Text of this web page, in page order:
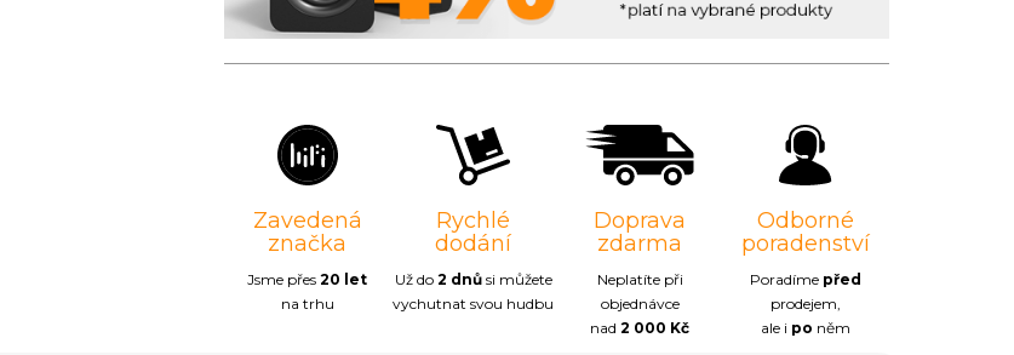
Zavedená
značka
Jsme přes20 let
na trhu
Rychlé
dodání
Už do 2 dnůsi můžete
vychutnat svou hudbu
Doprava
zdarma
Neplatíte při
objednávce
nad2 000 Kč
Odborné
poradenství
Poradíme před
prodejem,
ale i po něm